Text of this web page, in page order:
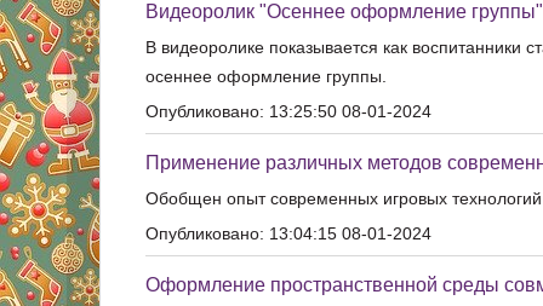
Видеоролик "Осеннее оформление группы"
В видеоролике показывается как воспитанники
осеннее оформление группы.
Опубликовано: 13:25:50 08-01-2024
Применение различных методов
Обобщен опыт современных игровых
Опубликовано: 13:04:15 08-01-2024
Оформление пространственной среды